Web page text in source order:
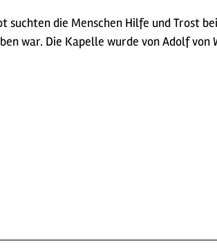
die Menschen Hilfe und Trost
war. Die Kapelle wurde von Adolf von